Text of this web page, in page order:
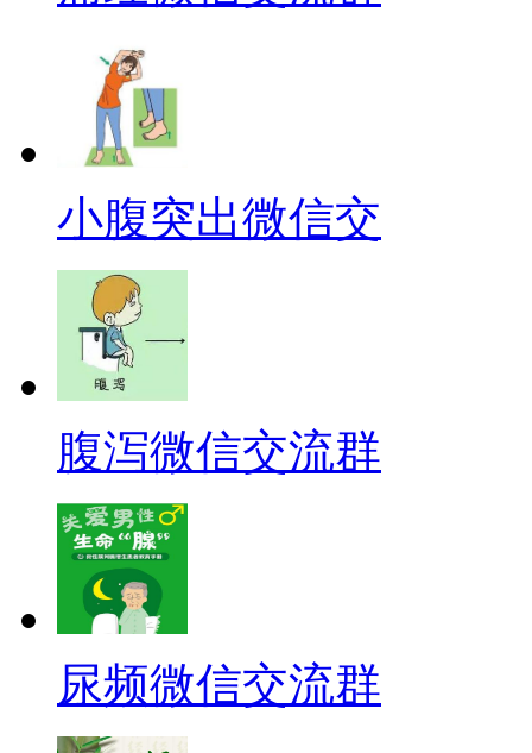
小腹突出微信交
腹泻微信交流群
尿频微信交流群